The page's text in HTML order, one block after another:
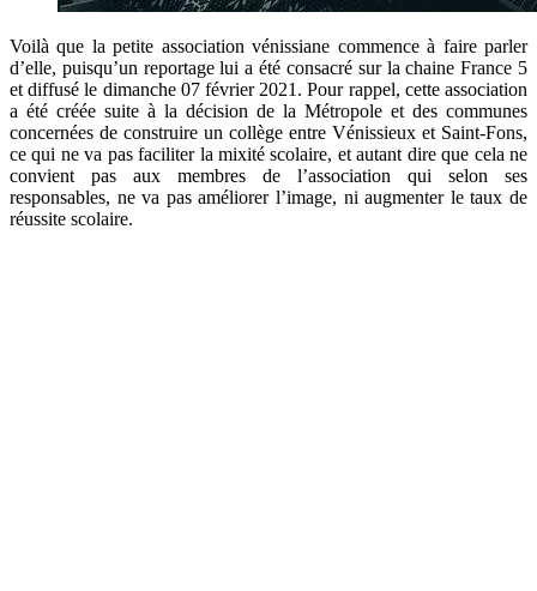
Voilà que la petite association vénissiane commence à faire parler
d’elle, puisqu’un reportage lui a été consacré sur la chaine France 5
et diffusé le dimanche 07 février 2021. Pour rappel, cette association
a été créée suite à la décision de la Métropole et des communes
concernées de construire un collège entre Vénissieux et Saint-Fons,
ce qui ne va pas faciliter la mixité scolaire, et autant dire que cela ne
convient pas aux membres de l’association qui selon ses
responsables, ne va pas améliorer l’image, ni augmenter le taux de
réussite scolaire.